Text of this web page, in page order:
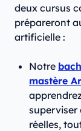
deux cursus
prépareront
artificielle :
Notre
mastère
superviser
réelles,